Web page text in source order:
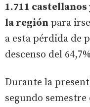
1.711
la región para
a esta pérdida de
descenso del
Durante la
segundo